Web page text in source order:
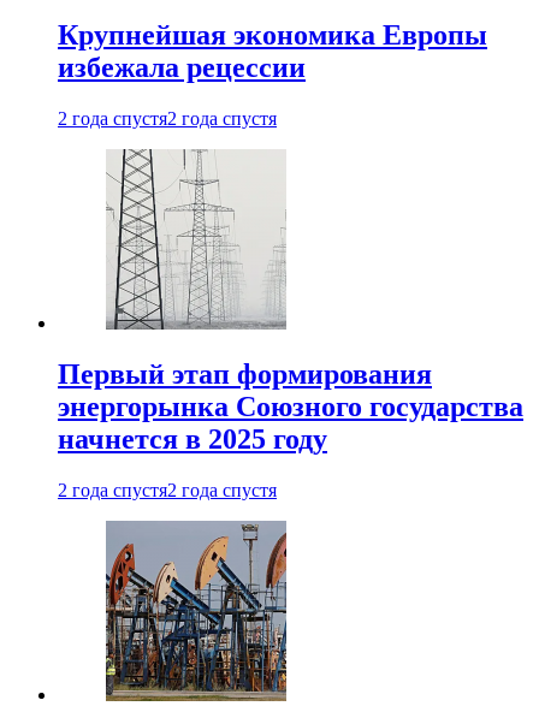
Крупнейшая экономика Европы
избежала рецессии
2 года спустя2 года спустя
Первый этап формирования
энергорынка Союзного государства
начнется в 2025 году
2 года спустя2 года спустя